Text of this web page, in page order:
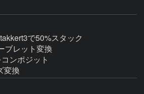
で50%スタック
ブレット変換
ンポジット
変換